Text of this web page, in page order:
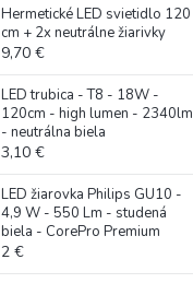
Hermetické LED svietidlo 120
cm + 2x neutrálne žiarivky
9,70 €
LED trubica - T8 - 18W -
120cm - high lumen - 2340lm
- neutrálna biela
3,10 €
LED žiarovka Philips GU10 -
4,9 W - 550 Lm - studená
biela - CorePro Premium
2 €